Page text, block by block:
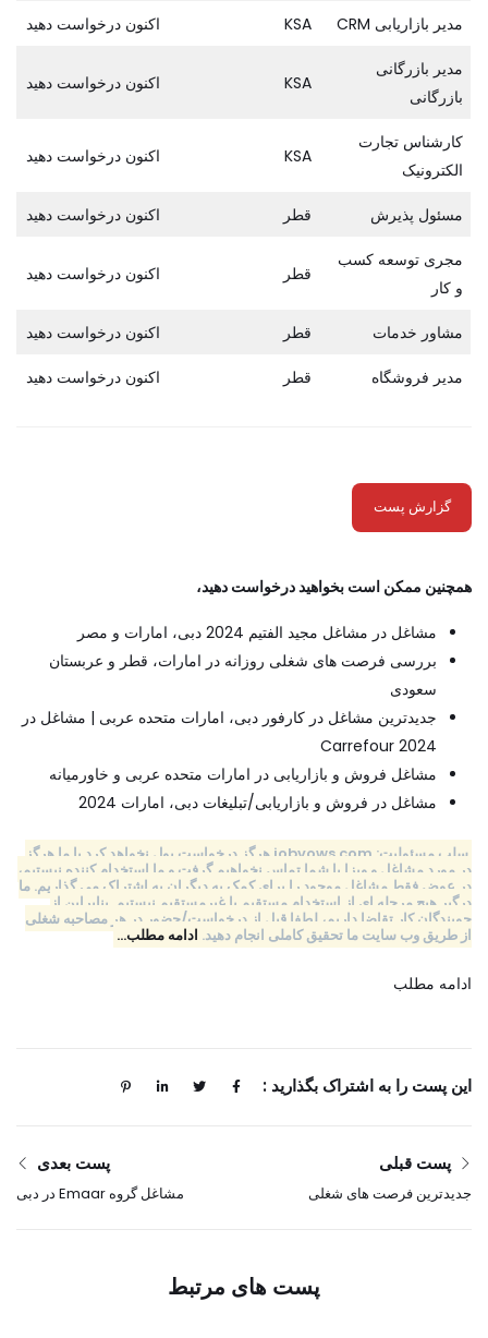
مدیر بازاریابی CRM KSA اکنون درخواست دهید
مدیر بازرگانی
بازرگانی
KSA اکنون درخواست دهید
کارشناس تجارت
الکترونیک
KSA اکنون درخواست دهید
مسئول پذیرش قطر اکنون درخواست دهید
مجری توسعه کسب
و کار
قطر اکنون درخواست دهید
مشاور خدمات قطر اکنون درخواست دهید
مدیر فروشگاه قطر اکنون درخواست دهید
گزارش پست
همچنین ممکن است بخواهید درخواست دهید،
مشاغل در مشاغل مجید الفتیم 2024 دبی، امارات و مصر
بررسی فرصت های شغلی روزانه در امارات، قطر و عربستان
سعودی
جدیدترین مشاغل در کارفور دبی، امارات متحده عربی | مشاغل در
Carrefour 2024
مشاغل فروش و بازاریابی در امارات متحده عربی و خاورمیانه
مشاغل در فروش و بازاریابی/تبلیغات دبی، امارات 2024
سلب مسئولیت: jobvows.com هرگز درخواست پول نخواهد کرد یا ما هرگز
در مورد مشاغل و ویزا با شما تماس نخواهیم گرفت و ما استخدام کننده نیستیم،
در عوض فقط مشاغل موجود را برای کمک به دیگران به اشتراک می گذاریم. ما
درگیر هیچ مرحله ای از استخدام مستقیم یا غیرمستقیم نیستیم. بنابراین از
جویندگان کار تقاضا داریم، لطفا قبل از درخواست/حضور در هر مصاحبه شغلی
از طریق وب سایت ما تحقیق کاملی انجام دهید. ادامه مطلب…
ادامه مطلب
این پست را به اشتراک بگذارید :
پست قبلی
جدیدترین فرصت های شغلی
پست بعدی
مشاغل گروه Emaar در دبی
پست های مرتبط